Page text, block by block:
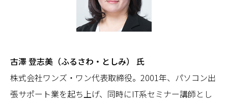
古澤 登志美（ふるさわ・としみ） 氏
株式会社ワンズ・ワン代表取締役。2001年、パソコン出
張サポート業を起ち上げ、同時にIT系セミナー講師とし